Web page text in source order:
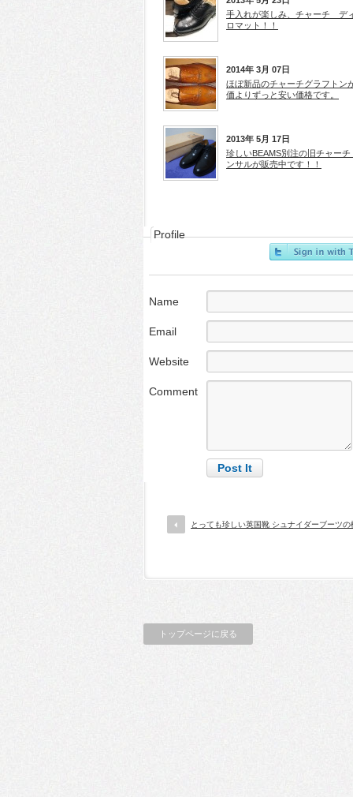
手入れが楽しみ、チャーチ デ
ロマット！！
2014年 3月 07日
ほぼ新品のチャーチグラフトン
価よりずっと安い価格です。
2013年 5月 17日
珍しいBEAMS別注の旧チャーチ
ンサルが販売中です！！
Profile
Name
Email
Website
Comment
とっても珍しい英国靴 シュナイダーブーツの
トップページに戻る